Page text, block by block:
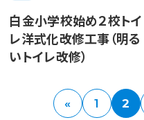
白金小学校始め２校トイ
レ洋式化改修工事（明る
いトイレ改修）
« 1 2